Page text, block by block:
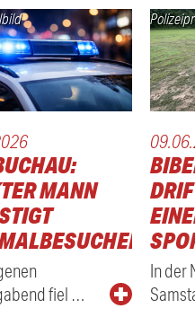
MANN
fiel …
In der